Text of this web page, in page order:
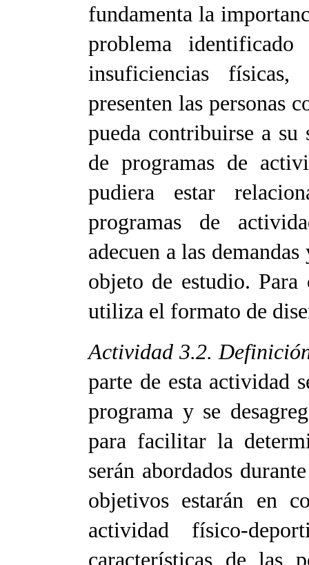
fundamenta la
problema
insuficiencias
presenten las personas
pueda contribuirse a
de programas de
pudiera estar
programas de
adecuen a las
objeto de estudio.
utiliza el formato de
Actividad 3.2.
parte de esta actividad
programa y se
para facilitar la
serán abordados
objetivos estarán en
actividad físico-
características de las